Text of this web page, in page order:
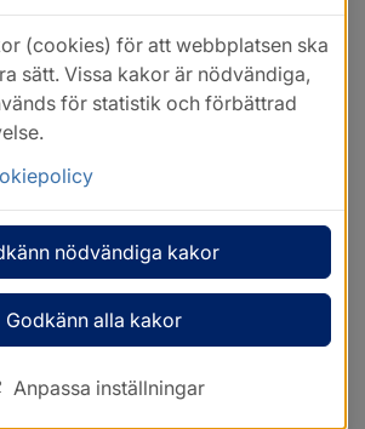
(cookies) för att webbplatsen ska
sätt. Vissa kakor är nödvändiga,
för statistik och förbättrad
nödvändiga kakor
Godkänn alla kakor
Anpassa inställningar